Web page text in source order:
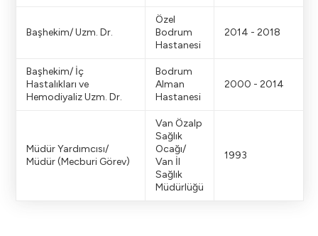
Başhekim/ Uzm. Dr.
Özel
Bodrum
Hastanesi
2014 - 2018
Başhekim/ İç
Hastalıkları ve
Hemodiyaliz Uzm. Dr.
Bodrum
Alman
Hastanesi
2000 - 2014
Müdür Yardımcısı/
Müdür (Mecburi Görev)
Van Özalp
Sağlık
Ocağı/
Van İl
Sağlık
Müdürlüğü
1993